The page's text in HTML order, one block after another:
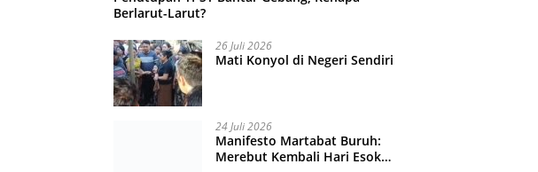
Berlarut-Larut?
26 Juli 2026
Mati Konyol di Negeri Sendiri
24 Juli 2026
Manifesto Martabat Buruh:
Merebut Kembali Hari Esok